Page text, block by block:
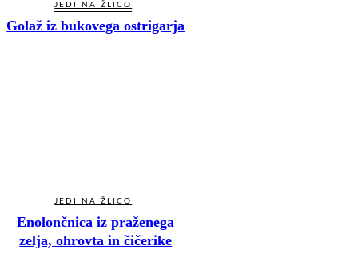
JEDI NA ŽLICO
Golaž iz bukovega ostrigarja
JEDI NA ŽLICO
Enolončnica iz praženega
zelja, ohrovta in čičerike